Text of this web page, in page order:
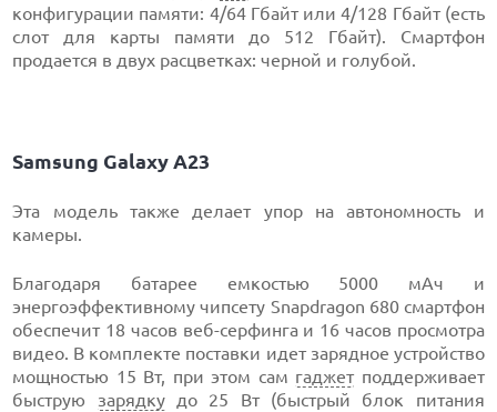
конфигурации памяти: 4/64 Гбайт или 4/128 Гбайт (есть
слот для карты памяти до 512 Гбайт). Смартфон
продается в двух расцветках: черной и голубой.
Samsung Galaxy A23
Эта модель также делает упор на автономность и
камеры.
Благодаря батарее емкостью 5000 мАч и
энергоэффективному чипсету Snapdragon 680 смартфон
обеспечит 18 часов веб-серфинга и 16 часов просмотра
видео. В комплекте поставки идет зарядное устройство
мощностью 15 Вт, при этом сам гаджетподдерживает
быструю зарядкудо 25 Вт (быстрый блок питания